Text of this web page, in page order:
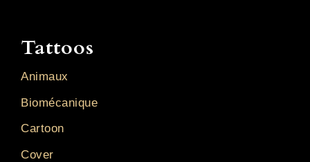
Tattoos
Animaux
Biomécanique
Cartoon
Cover